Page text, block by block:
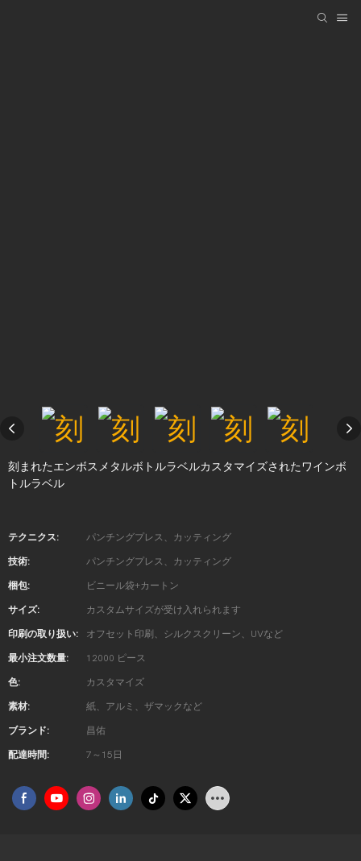
刻まれたエンボスメタルボトルラベルカスタマイズされたワインボ
トルラベル
テクニクス: パンチングプレス、カッティング
技術: パンチングプレス、カッティング
梱包: ビニール袋+カートン
サイズ: カスタムサイズが受け入れられます
印刷の取り扱い: オフセット印刷、シルクスクリーン、UVなど
最小注文数量: 12000 ピース
色: カスタマイズ
素材: 紙、アルミ、ザマックなど
ブランド: 昌佑
配達時間: 7～15日